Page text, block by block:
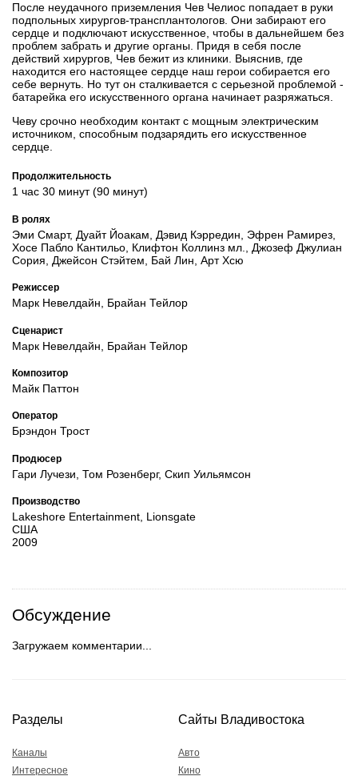
После неудачного приземления Чев Челиос попадает в руки
подпольных хирургов-трансплантологов. Они забирают его
сердце и подключают искусственное, чтобы в дальнейшем без
проблем забрать и другие органы. Придя в себя после
действий хирургов, Чев бежит из клиники. Выяснив, где
находится его настоящее сердце наш герои собирается его
себе вернуть. Но тут он сталкивается с серьезной проблемой -
батарейка его искусственного органа начинает разряжаться.
Чеву срочно необходим контакт с мощным электрическим
источником, способным подзарядить его искусственное
сердце.
Продолжительность
1 час 30 минут (90 минут)
В ролях
Эми Смарт, Дуайт Йоакам, Дэвид Кэрредин, Эфрен Рамирез,
Хосе Пабло Кантильо, Клифтон Коллинз мл., Джозеф Джулиан
Сория, Джейсон Стэйтем, Бай Лин, Арт Хсю
Режиссер
Марк Невелдайн, Брайан Тейлор
Сценарист
Марк Невелдайн, Брайан Тейлор
Композитор
Майк Паттон
Оператор
Брэндон Трост
Продюсер
Гари Лучези, Том Розенберг, Скип Уильямсон
Производство
Lakeshore Entertainment, Lionsgate
США
2009
Обсуждение
Загружаем комментарии...
Разделы
Каналы
Интересное
Сайты Владивостока
Авто
Кино